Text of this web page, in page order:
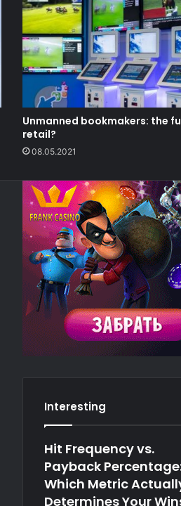
Unmanned bookmakers: the
retail?
08.05.2021
Interesting
Hit Frequency vs.
Payback
Which Metric
Determines Your